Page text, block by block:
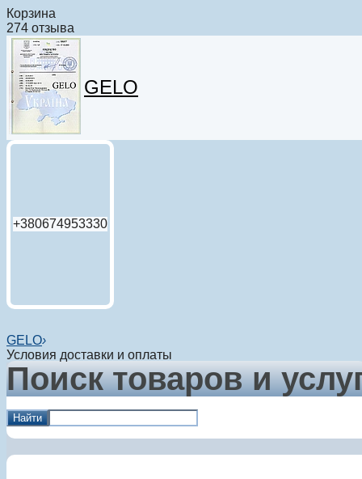
Корзина
274 отзыва
GELO
+380674953330
GELO›
Условия доставки и оплаты
Поиск товаров и
Найти